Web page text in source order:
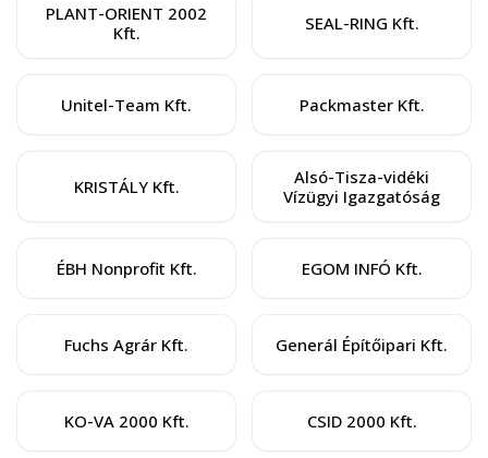
PLANT-ORIENT 2002
Kft.
SEAL-RING Kft.
Unitel-Team Kft. Packmaster Kft.
KRISTÁLY Kft.
Alsó-Tisza-vidéki
Vízügyi Igazgatóság
ÉBH Nonprofit Kft. EGOM INFÓ Kft.
Fuchs Agrár Kft. Generál Építőipari Kft.
KO-VA 2000 Kft. CSID 2000 Kft.